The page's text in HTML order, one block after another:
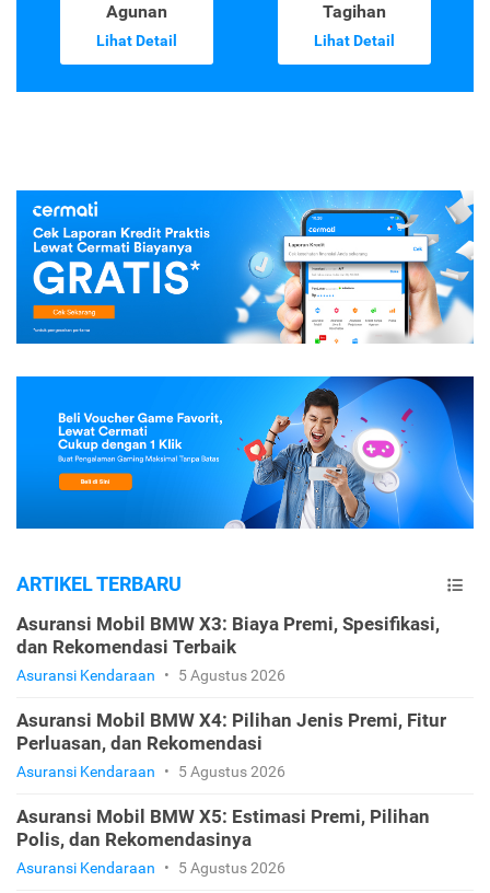
Agunan
Lihat Detail
Tagihan
Lihat Detail
ARTIKEL TERBARU
Asuransi Mobil BMW X3: Biaya Premi, Spesifikasi,
dan Rekomendasi Terbaik
Asuransi Kendaraan • 5 Agustus 2026
Asuransi Mobil BMW X4: Pilihan Jenis Premi, Fitur
Perluasan, dan Rekomendasi
Asuransi Kendaraan • 5 Agustus 2026
Asuransi Mobil BMW X5: Estimasi Premi, Pilihan
Polis, dan Rekomendasinya
Asuransi Kendaraan • 5 Agustus 2026